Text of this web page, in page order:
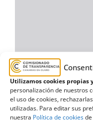
Utilizamos cookies propias
personalización de nuestros
el uso de cookies,
utilizadas. Para editar sus
nuestra Política de cookies